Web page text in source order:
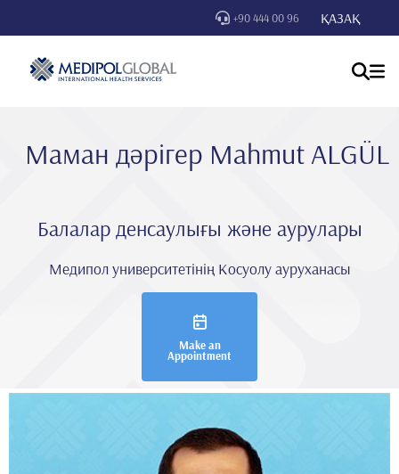
+90 444 00 96 ҚАЗАҚ
Маман дәрігер Mahmut ALGÜL
Балалар денсаулығы және аурулары
Медипол университетінің Косуолу ауруханасы
Make an
Appointment